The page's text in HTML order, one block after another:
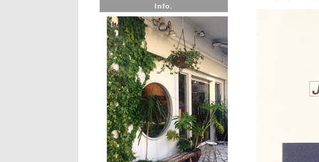
Info.